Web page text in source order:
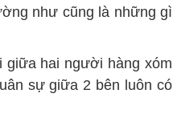
như cũng là những gì
giữa hai người hàng xóm
sự giữa 2 bên luôn có